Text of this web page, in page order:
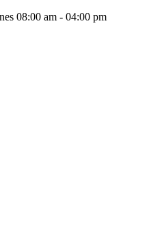
08:00 am - 04:00 pm